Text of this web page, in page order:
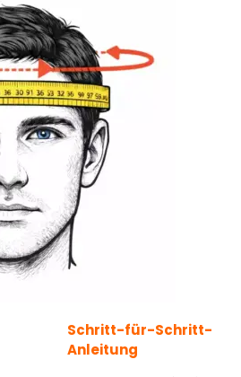
Schritt-für-Schritt-
Anleitung